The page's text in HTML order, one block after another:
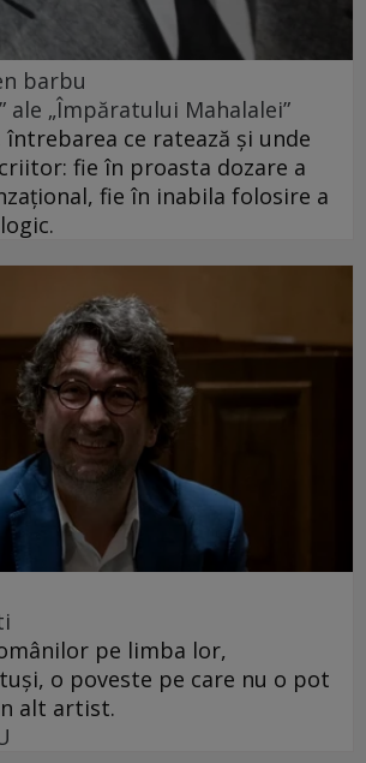
barbu
ale „Împăratului Mahalalei”
întrebarea ce ratează și unde
fie în proasta dozare a
fie în inabila folosire a
pe limba lor,
o poveste pe care nu o pot
alt artist.